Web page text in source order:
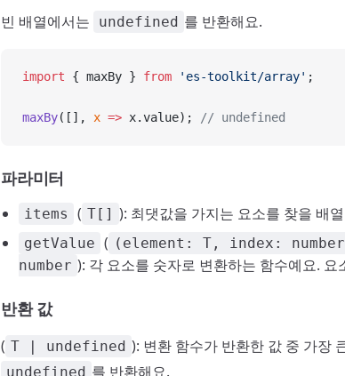
빈 배열에서는 undefined 를 반환해요.
import { maxBy } from 'es-toolkit/array' ;
maxBy([], x => x.value); // undefined
파라미터
items ( T[] ): 최댓값을 가지는 요소를 찾을 배
getValue ( (element: T, index:
number ): 각 요소를 숫자로 변환하는 함수예요.
반환 값
( T | undefined ): 변환 함수가 반환한 값 중 가장
undefined 를 반환해요.